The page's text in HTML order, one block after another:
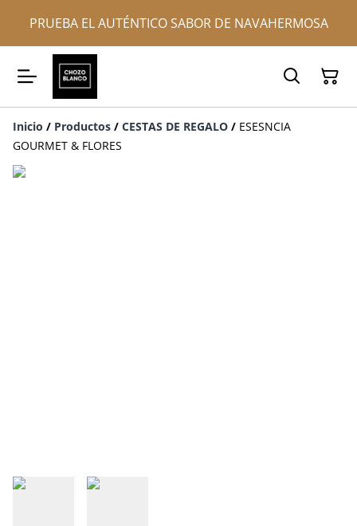
PRUEBA EL AUTÉNTICO SABOR DE NAVAHERMOSA
Inicio / Productos / CESTAS DE REGALO / ESESNCIA
GOURMET & FLORES